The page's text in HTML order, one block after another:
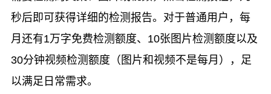
秒后即可获得详细的检测报告。对于普通用户，每
月还有1万字免费检测额度、10张图片检测额度以及
30分钟视频检测额度（图片和视频不是每月），足
以满足日常需求。